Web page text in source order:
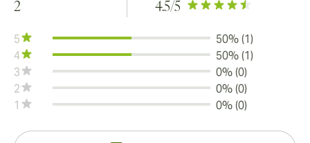
2 4.5/5
5
50% (1)
4
50% (1)
3
0% (0)
2
0% (0)
1
0% (0)